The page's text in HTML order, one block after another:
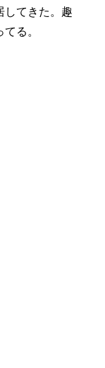
してきた。趣
る。